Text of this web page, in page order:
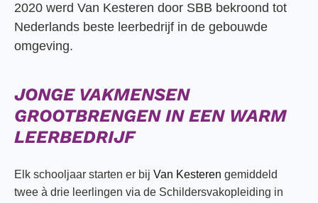
2020 werd Van Kesteren door SBB bekroond tot
Nederlands beste leerbedrijf in de gebouwde
omgeving.
JONGE VAKMENSEN
GROOTBRENGEN IN EEN WARM
LEERBEDRIJF
Elk schooljaar starten er bij Van Kesteren gemiddeld
twee à drie leerlingen via de Schildersvakopleiding in